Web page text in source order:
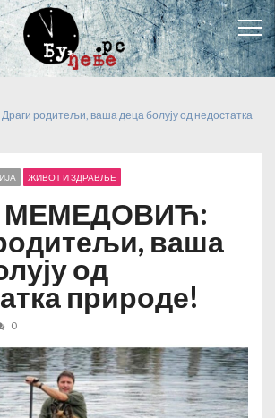
родитељи, ваша деца болују од недостатка
ЖИВОТ И ЗДРАВЉЕ
МЕМЕДОВИЋ:
ваша
од
природе!
0